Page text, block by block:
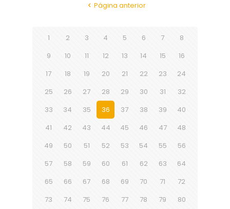
Página anterior
1 2 3 4 5 6 7
8
9
10 11 12 13 14 15
16
17
18 19 20 21 22 23
24
25
26 27 28 29 30 31
32
33
34 35 36 37 38 39
40
41
42 43 44 45 46 47
48
49
50 51 52 53 54 55
56
57
58 59 60 61 62 63
64
65
66 67 68 69 70 71
72
73
74 75 76 77 78 79
80